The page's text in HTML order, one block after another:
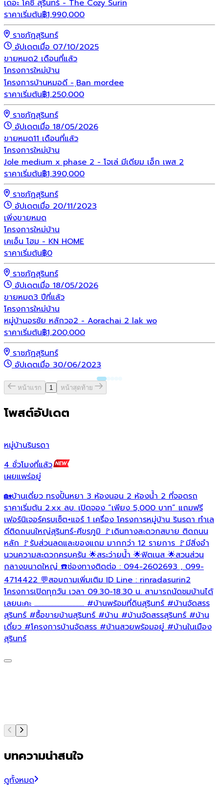
เดอะ โคซี่ สุรินทร์ - The Cozy Surin
ราคาเริ่มต้น฿1,990,000
ราชภัฏสุรินทร์
อัปเดตเมื่อ 07/10/2025
ขายหมด2 เดือนที่แล้ว
โครงการใหม่บ้าน
โครงการบ้านหมอดี - ฺBan mordee
ราคาเริ่มต้น฿1,250,000
ราชภัฏสุรินทร์
อัปเดตเมื่อ 18/05/2026
ขายหมด11 เดือนที่แล้ว
โครงการใหม่บ้าน
Jole medium x phase 2 - โจเล่ มีเดียม เอ็ก เพส 2
ราคาเริ่มต้น฿1,390,000
ราชภัฏสุรินทร์
อัปเดตเมื่อ 20/11/2023
เพิ่งขายหมด
โครงการใหม่บ้าน
เคเอ็น โฮม - KN HOME
ราคาเริ่มต้น฿0
ราชภัฏสุรินทร์
อัปเดตเมื่อ 18/05/2026
ขายหมด3 ปีที่แล้ว
โครงการใหม่บ้าน
หมู่บ้านอรชัย หลักวอ2 - Aorachai 2 lak wo
ราคาเริ่มต้น฿1,200,000
ราชภัฏสุรินทร์
อัปเดตเมื่อ 30/06/2023
หน้าแรก 1 หน้าสุดท้าย
โพสต์อัปเดต
หมู่บ้านรินรดา
4 ชั่วโมงที่แล้ว
เผยแพร่อยู่
🏡บ้านเดี่ยว ทรงปั้นหยา 3 ห้องนอน 2 ห้องน้ำ 2 ที่จอดรถ
ราคาเริ่มต้น 2.xx ลบ. เปิดจอง “เพียง 5,000 บาท“ แถมฟรี
เฟอร์นิเจอร์ครบเซ็ต+แอร์ 1 เครื่อง โครงการหมู่บ้าน รินรดา ทำเล
ดีติดถนนใหญ่สุรินทร์-ศีขรภูมิ 🚩เดินทางสะดวกสบาย ติดถนน
หลัก 🚩รับส่วนลดและของแถม มากกว่า 12 รายการ 🚩มีสิ่งอำ
นวนความสะดวกครบครัน 🌟สระว่ายน้ำ 🌟ฟิตเนส 🌟สวนส่วน
กลางขนาดใหญ่ ☎️ช่องทางติดต่อ : 094-2602693 , 099-
4714422 💬สอบถามเพิ่มเติม ID Line : rinradasurin2
โครงการเปิดทุกวัน เวลา 09.30-18.30 น. สามารถนัดชมบ้านได้
เลยนะคะ .................................. #บ้านพร้อมที่ดินสุรินทร์ #บ้านจัดสรร
สุรินทร์ #ซื้อขายบ้านสุรินทร์ #บ้าน #บ้านจัดสรรสุรินทร์ #บ้าน
เดี่ยว #โครงการบ้านจัดสรร #บ้านสวยพร้อมอยู่ #บ้านในเมือง
สุรินทร์
บทความน่าสนใจ
ดูทั้งหมด